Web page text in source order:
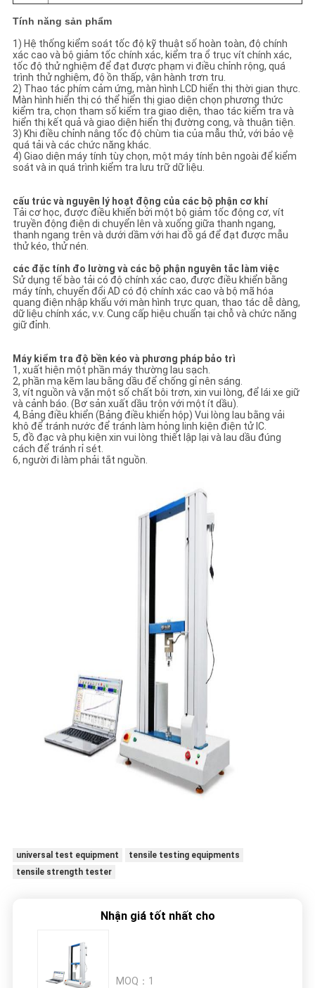
Tính năng sản phẩm
1) Hệ thống kiểm soát tốc độ kỹ thuật số hoàn toàn, độ chính
xác cao và bộ giảm tốc chính xác, kiểm tra ổ trục vít chính xác,
tốc độ thử nghiệm để đạt được phạm vi điều chỉnh rộng, quá
trình thử nghiệm, độ ồn thấp, vận hành trơn tru.
2) Thao tác phím cảm ứng, màn hình LCD hiển thị thời gian thực.
Màn hình hiển thị có thể hiển thị giao diện chọn phương thức
kiểm tra, chọn tham số kiểm tra giao diện, thao tác kiểm tra và
hiển thị kết quả và giao diện hiển thị đường cong, và thuận tiện.
3) Khi điều chỉnh nâng tốc độ chùm tia của mẫu thử, với bảo vệ
quá tải và các chức năng khác.
4) Giao diện máy tính tùy chọn, một máy tính bên ngoài để kiểm
soát và in quá trình kiểm tra lưu trữ dữ liệu.
cấu trúc và nguyên lý hoạt động của các bộ phận cơ khí
Tải cơ học, được điều khiển bởi một bộ giảm tốc động cơ, vít
truyền động điện di chuyển lên và xuống giữa thanh ngang,
thanh ngang trên và dưới dầm với hai đồ gá để đạt được mẫu
thử kéo, thử nén.
các đặc tính đo lường và các bộ phận nguyên tắc làm việc
Sử dụng tế bào tải có độ chính xác cao, được điều khiển bằng
máy tính, chuyển đổi AD có độ chính xác cao và bộ mã hóa
quang điện nhập khẩu với màn hình trực quan, thao tác dễ dàng,
dữ liệu chính xác, v.v. Cung cấp hiệu chuẩn tại chỗ và chức năng
giữ đỉnh.
Máy kiểm tra độ bền kéo và phương pháp bảo trì
1, xuất hiện một phần máy thường lau sạch.
2, phần mạ kẽm lau bằng dầu để chống gỉ nên sáng.
3, vít nguồn và vặn một số chất bôi trơn, xin vui lòng, để lái xe giữ
và cảnh báo. (Bơ sản xuất dầu trộn với một ít dầu).
4, Bảng điều khiển (Bảng điều khiển hộp) Vui lòng lau bằng vải
khô để tránh nước để tránh làm hỏng linh kiện điện tử IC.
5, đồ đạc và phụ kiện xin vui lòng thiết lập lại và lau dầu đúng
cách để tránh rỉ sét.
6, người đi làm phải tắt nguồn.
universal test equipment
tensile testing equipments
tensile strength tester
Nhận giá tốt nhất cho
MOQ： 1